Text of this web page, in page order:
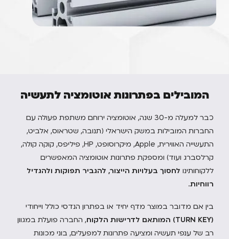
המובילים בפתרונות אוטומציה לתעשיה
כבר למעלה מ-30 שנה, אוטומציה ירוחם משתפת פעולה עם
החברות המובילות במשק הישראלי (תנובה, שטראוס, אלביט,
התעשייה האווירית, Apple, מיקרוסופט, HP, פיליפס, קוקה קולה,
קרלסברג ועוד) ומספקת פתרונות אוטומציה המאפשרים
ללקוחותינו לחסוך בעלויות הייצור, להגביר תפוקות ולהגדיל
רווחיות.
בין אם מדובר במוצר מדף יחיד או בפתרון הנדסי כולל וייחודי
(TURN KEY) המותאם לדרישות הלקוח
, החברה פועלת במגוון
רב של ענפי תעשיה ומציעה פתרונות למפעלים, בוני מכונות